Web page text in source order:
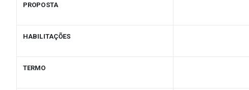
PROPOSTA
HABILITAÇÕES
TERMO